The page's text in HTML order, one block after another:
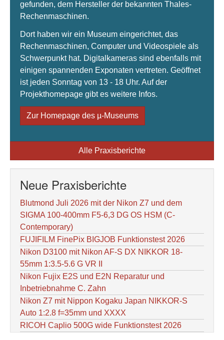
gefunden, dem Hersteller der bekannten Thales-
Rechenmaschinen.
Dort haben wir ein Museum eingerichtet, das
Rechenmaschinen, Computer und Videospiele als
Schwerpunkt hat. Digitalkameras sind ebenfalls mit
einigen spannenden Exponaten vertreten. Geöffnet
ist jeden Sonntag von 13 - 18 Uhr. Auf der
Projekthomepage gibt es weitere Infos.
Zur Homepage des µ-Museums
Alle Praxisberichte
Neue Praxisberichte
Blutmond Juli 2026 mit der Nikon Z7 und dem
SIGMA 100-400mm F5-6,3 DG OS HSM (C-
Contemporary)
FUJIFILM FinePix BIGJOB Funktionstest 2026
Nikon D3100 mit Nikon AF-S DX NIKKOR 18-
55mm 1:3.5-5.6 G VR II
Nikon Fujix E2S und E2N Reparatur und
Inbetriebnahme C. Zahn
Nikon Z7 mit Nippon Kogaku Japan NIKKOR-S
Auto 1:2.8 f=35mm und XXXX
RICOH Caplio 500G wide Funktionstest 2026